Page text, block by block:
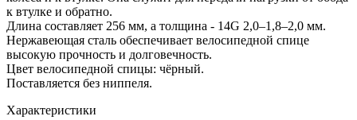
к втулке и обратно.
Длина составляет 256 мм, а толщина - 14G 2,0–1,8–2,0 мм.
Нержавеющая сталь обеспечивает велосипедной спице
высокую прочность и долговечность.
Цвет велосипедной спицы: чёрный.
Поставляется без ниппеля.
Характеристики